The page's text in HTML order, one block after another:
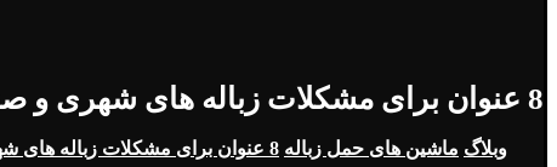
8 عنوان برای مشکلات زباله‌ های شهری و صنعتی کشورهای در حال توسعه
وبلاگ ماشین های حمل زباله 8 عنوان برای مشکلات زباله‌ های شهری و صنعتی کشورهای در حال توسعه